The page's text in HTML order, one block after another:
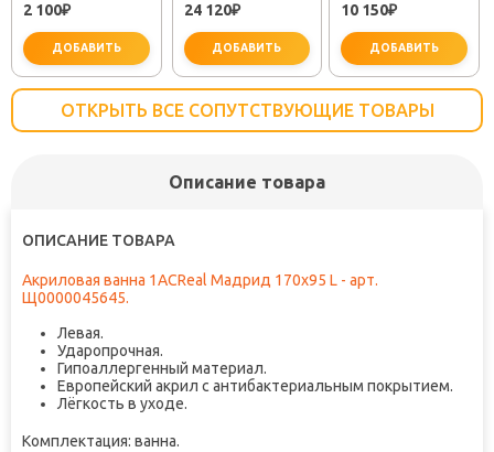
2 100₽
ДОБАВИТЬ
24 120₽
ДОБАВИТЬ
LM1151C"
10 150₽
ДОБАВИТЬ
ОТКРЫТЬ ВСЕ СОПУТСТВУЮЩИЕ ТОВАРЫ
Описание товара
ОПИСАНИЕ ТОВАРА
Акриловая ванна 1ACReal Мадрид 170x95 L - арт.
Щ0000045645.
Левая.
Ударопрочная.
Гипоаллергенный материал.
Европейский акрил с антибактериальным покрытием.
Лёгкость в уходе.
Комплектация: ванна.